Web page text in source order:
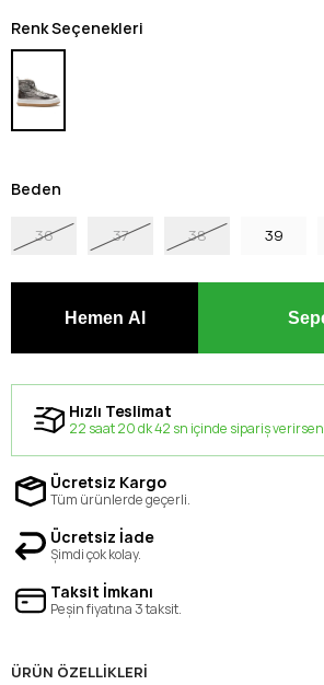
Renk Seçenekleri
Beden
36 37 38 39
Hızlı Teslimat
22 saat 20 dk 41 sn içinde sipariş verirsen
Ücretsiz Kargo
Tüm ürünlerde geçerli.
Ücretsiz İade
Şimdi çok kolay.
Taksit İmkanı
Peşin fiyatına 3 taksit.
ÜRÜN ÖZELLIKLERI